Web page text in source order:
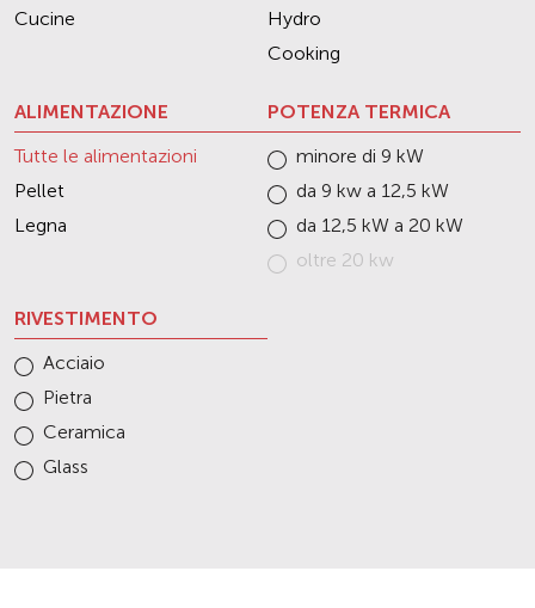
Cucine
Hydro
Cooking
ALIMENTAZIONE
Tutte le alimentazioni
Pellet
Legna
POTENZA TERMICA
minore di 9 kW
da 9 kw a 12,5 kW
da 12,5 kW a 20 kW
oltre 20 kw
RIVESTIMENTO
Acciaio
Pietra
Ceramica
Glass